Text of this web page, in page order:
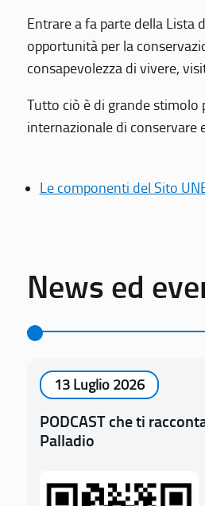
Entrare a fa parte della Lista
opportunità per la
consapevolezza di vivere,
Tutto ciò è di grande stimolo
internazionale di conservare
Le componenti del Sito
News ed
13 Luglio 2026
PODCAST che ti
Palladio